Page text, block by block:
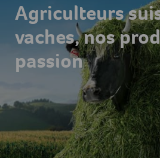
Agriculteurs
vaches, nos
passion